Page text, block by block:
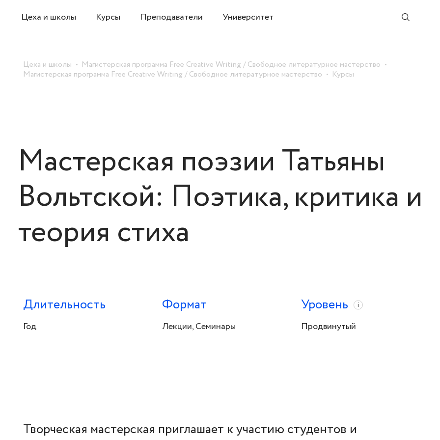
Цеха и школы Курсы Преподаватели Университет
Цеха и школы
Магистерская программа Free Creative Writing / Свободное литературное мастерство
Магистерская программа Free Creative Writing / Свободное литературное мастерство
Курсы
Мастерская поэзии Татьяны
Вольтской: Поэтика, критика и
теория стиха
Длительность
Год
Формат
Лекции, Семинары
Уровень i
Продвинутый
Творческая мастерская приглашает к участию студентов и